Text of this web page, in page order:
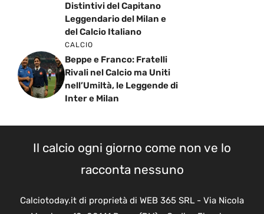
Distintivi del Capitano
Leggendario del Milan e
del Calcio Italiano
CALCIO
Beppe e Franco: Fratelli
Rivali nel Calcio ma Uniti
nell’Umiltà, le Leggende di
Inter e Milan
Il calcio ogni giorno come non ve lo
racconta nessuno
Calciotoday.it di proprietà di WEB 365 SRL - Via Nicola